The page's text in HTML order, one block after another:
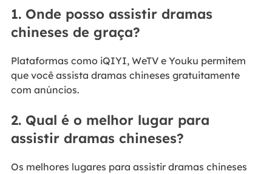
1. Onde posso assistir dramas
chineses de graça?
Plataformas como iQIYI, WeTV e Youku permitem
que você assista dramas chineses gratuitamente
com anúncios.
2. Qual é o melhor lugar para
assistir dramas chineses?
Os melhores lugares para assistir dramas chineses